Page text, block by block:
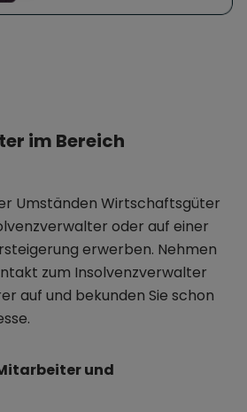
im Bereich
Umständen Wirtschaftsgüter
oder auf einer
erwerben. Nehmen
zum Insolvenzverwalter
auf und bekunden Sie schon
und